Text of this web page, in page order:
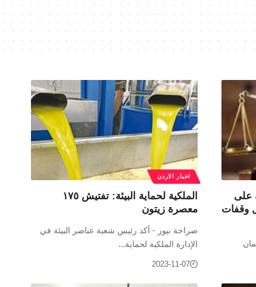
بـ٣٠ قضية على
وقفات
اخبار الاردن
الملكية لحماية البيئة: تفتيش ١٧٥
معصرة زيتون
صراحة نيوز - أكد رئيس شعبة عناصر البيئة في
الإدارة الملكية لحماية…
2023-11-07